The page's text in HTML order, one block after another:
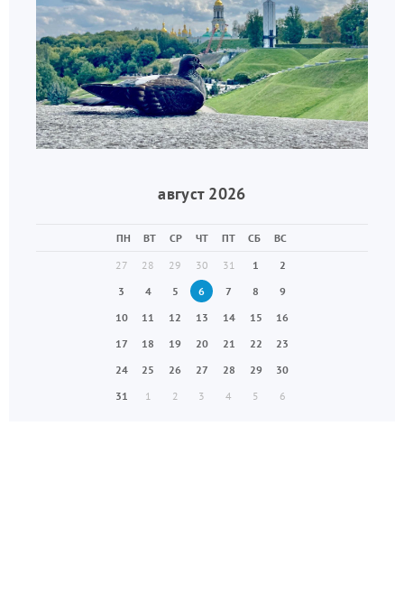
август 2026
ПН ВТ СР ЧТ ПТ СБ
ВС
27
28 29 30 31 1
2
3
4 5 6 7 8
9
10
11 12 13 14 15
16
17
18 19 20 21 22
23
24
25 26 27 28 29
30
31
1 2 3 4 5 6